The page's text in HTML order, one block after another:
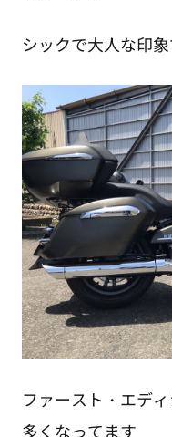
シックで大人な印
ファースト・エデ
多くなってます